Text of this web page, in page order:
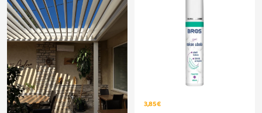
3,85 €